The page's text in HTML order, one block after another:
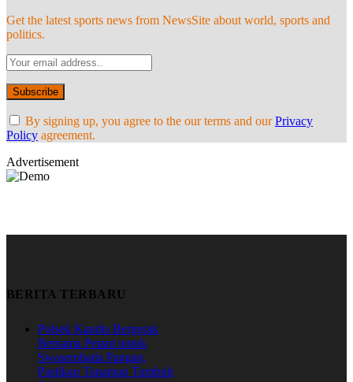
Get the latest sports news from NewsSite about world, sports and
politics.
By signing up, you agree to the our terms and ourPrivacy
Policy agreement.
Advertisement
BERITA TERBARU
Polsek Kandis Bergerak
Bersama Petani untuk
Swasembada Pangan,
Pastikan Tanaman Tumbuh